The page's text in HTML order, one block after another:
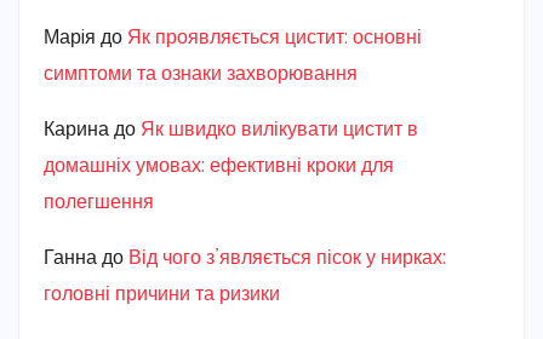
Марiя до Як проявляється цистит: основні
симптоми та ознаки захворювання
Карина до Як швидко вилікувати цистит в
домашніх умовах: ефективні кроки для
полегшення
Ганна до Від чого з’являється пісок у нирках:
головні причини та ризики